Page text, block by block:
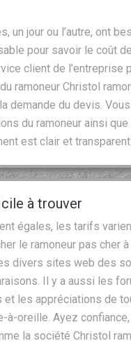
un jour ou l’autre, ont
pour savoir le coût
client de l’entreprise
ramoneur Christol
demande du devis.
du ramoneur ainsi
est clair et
à trouver
égales, les tarifs
le ramoneur pas cher
divers sites web des
Il y a aussi les
les appréciations de
à-oreille. Ayez
la société Christol